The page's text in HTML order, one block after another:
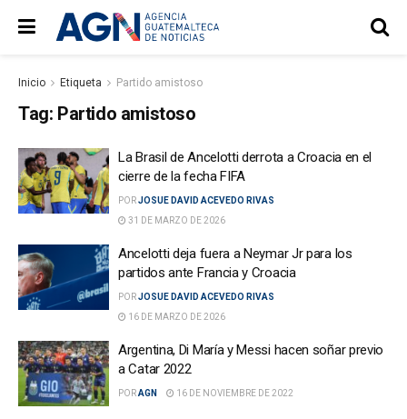
Inicio Etiqueta Partido amistoso
Tag: Partido amistoso
La Brasil de Ancelotti derrota a Croacia en el
cierre de la fecha FIFA
PORJOSUE DAVID ACEVEDO RIVAS
31 DE MARZO DE 2026
Ancelotti deja fuera a Neymar Jr para los
partidos ante Francia y Croacia
PORJOSUE DAVID ACEVEDO RIVAS
16 DE MARZO DE 2026
Argentina, Di María y Messi hacen soñar previo
a Catar 2022
PORAGN 16 DE NOVIEMBRE DE 2022